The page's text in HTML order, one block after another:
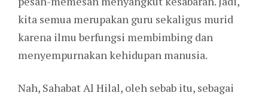
kita semua merupakan guru sekaligus murid
karena ilmu berfungsi membimbing dan
menyempurnakan kehidupan manusia.
Nah, Sahabat Al Hilal, oleh sebab itu, sebagai